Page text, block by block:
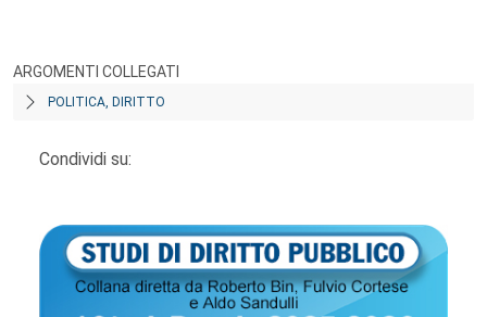
ARGOMENTI COLLEGATI
POLITICA, DIRITTO
Condividi su: